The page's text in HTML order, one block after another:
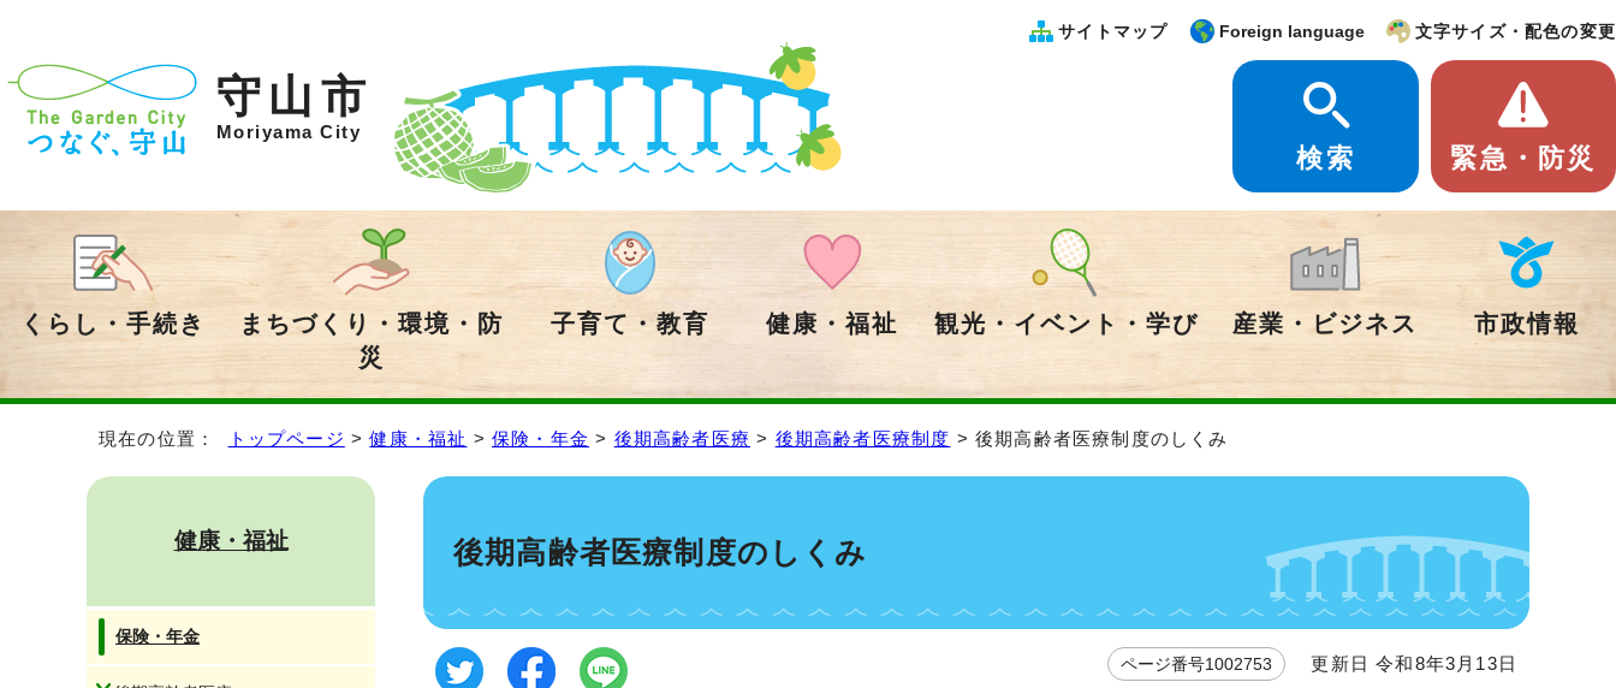
守山市
Moriyama City
サイトマップ Foreign language 文字サイズ・配色の変更
検索 緊急・防災
くらし・手続き
まちづくり・環境・防
災
子育て・教育 健康・福祉 観光・イベント・学び 産業・ビジネス 市政情報
現在の位置： トップページ >健康・福祉 >保険・年金 > 後期高齢者医療 > 後期高齢者医療制度 > 後期高齢者医療制度のしくみ
後期高齢者医療制度のしくみ
ページ番号1002753 更新日 令和8年3月13日
健康・福祉
保険・年金